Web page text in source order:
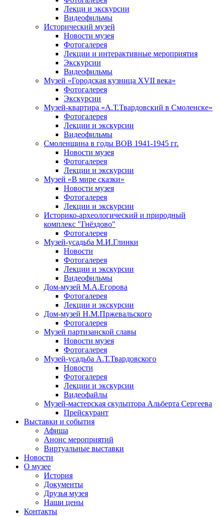
Лекци и экскурсии
Видеофильмы
Исторический музей
Новости музея
Фотогалерея
Лекции и интерактивные мероприятия
Экскурсии
Видеофильмы
Музей «Городская кузница XVII века»
Фотогалерея
Экскурсии
Музей-квартира «А.Т.Твардовский в Смоленске»
Фотогалерея
Лекции и экскурсии
Видеофильмы
Смоленщина в годы ВОВ 1941-1945 гг.
Новости музея
Фотогалерея
Лекции и экскурсии
Музей «В мире сказки»
Новости музея
Фотогалерея
Лекции и экскурсии
Историко-археологический и природный
комплекс "Гнёздово"
Фотогалерея
Музей-усадьба М.И.Глинки
Новости
Фотогалерея
Лекции и экскурсии
Видеофильмы
Дом-музей М.А.Егорова
Фотогалерея
Лекции и экскурсии
Дом-музей Н.М.Пржевальского
Фотогалерея
Музей партизанской славы
Новости музея
Фотогалерея
Музей-усадьба А.Т.Твардовского
Новости
Фотогалерея
Лекции и экскурсии
Видеофайлы
Музей-мастерская скульптора Альберта Сергеева
Прейскурант
Выставки и события
Афиша
Анонс мероприятий
Виртуальные выставки
Новости
О музее
История
Документы
Друзья музея
Наши цены
Контакты